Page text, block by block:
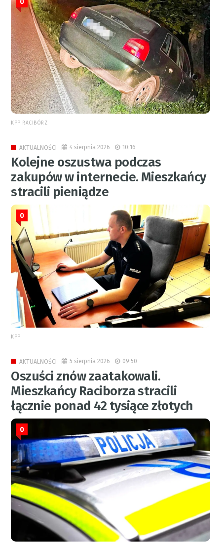
KPP RACIBÓRZ
AKTUALNOŚCI 4 sierpnia 2026 10:16
Kolejne oszustwa podczas
zakupów w internecie. Mieszkańcy
stracili pieniądze
0
KPP
AKTUALNOŚCI 5 sierpnia 2026 09:50
Oszuści znów zaatakowali.
Mieszkańcy Raciborza stracili
łącznie ponad 42 tysiące złotych
0